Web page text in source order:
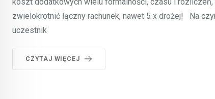
zwielokrotnić łączny rachunek, nawet 5 x drożej! Na
uczestnik
CZYTAJ WIĘCEJ